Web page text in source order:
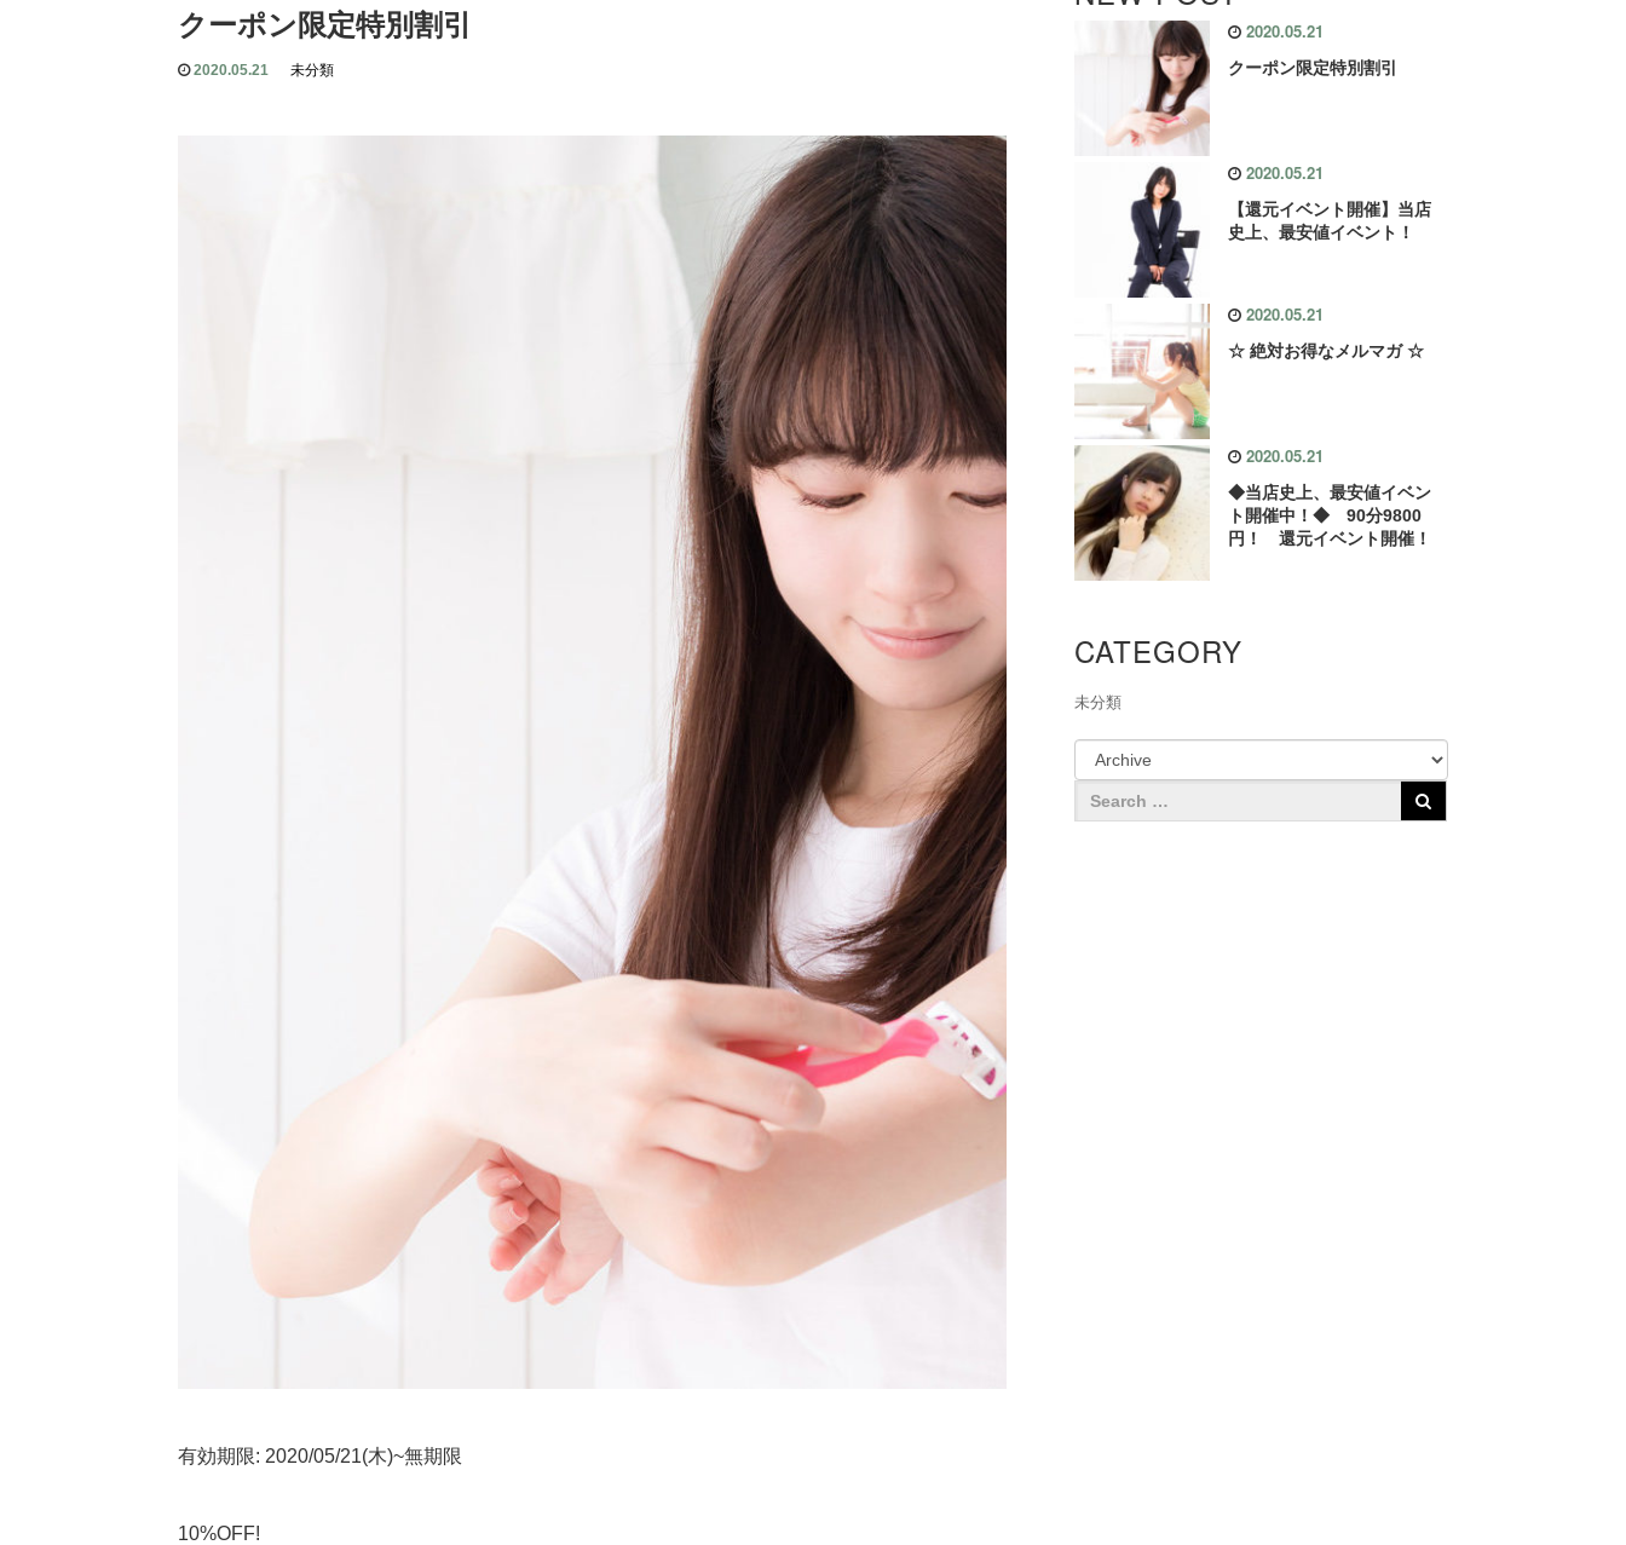
クーポン限定特別割引
2020.05.21 未分類
有効期限: 2020/05/21(木)~無期限
10%OFF!
2020.05.21
クーポン限定特別割引
2020.05.21
【還元イベント開催】当店
史上、最安値イベント！
2020.05.21
☆ 絶対お得なメルマガ ☆
2020.05.21
◆当店史上、最安値イベン
ト開催中！◆ 90分9800
円！ 還元イベント開催！
CATEGORY
未分類